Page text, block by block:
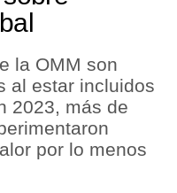
la OMM son
al estar incluidos
2023, más de
por lo menos